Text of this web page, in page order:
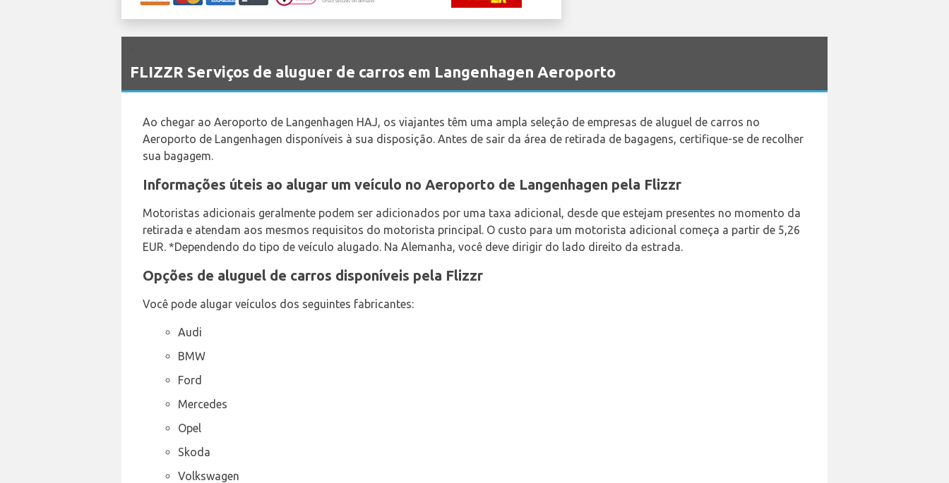
FLIZZR Serviços de aluguer de carros em Langenhagen Aeroporto
Ao chegar ao Aeroporto de Langenhagen HAJ, os viajantes têm uma ampla seleção de empresas de aluguel de carros no
Aeroporto de Langenhagen disponíveis à sua disposição. Antes de sair da área de retirada de bagagens, certifique-se de recolher
sua bagagem.
Informações úteis ao alugar um veículo no Aeroporto de Langenhagen pela Flizzr
Motoristas adicionais geralmente podem ser adicionados por uma taxa adicional, desde que estejam presentes no momento da
retirada e atendam aos mesmos requisitos do motorista principal. O custo para um motorista adicional começa a partir de 5,26
EUR. *Dependendo do tipo de veículo alugado. Na Alemanha, você deve dirigir do lado direito da estrada.
Opções de aluguel de carros disponíveis pela Flizzr
Você pode alugar veículos dos seguintes fabricantes:
Audi
BMW
Ford
Mercedes
Opel
Skoda
Volkswagen